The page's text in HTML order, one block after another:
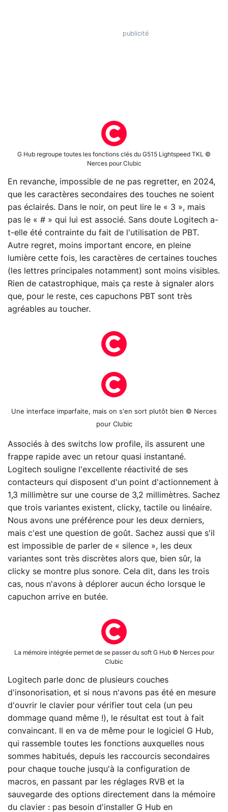
G Hub regroupe toutes les fonctions clés du G515 Lightspeed TKL ©
Nerces pour Clubic
En revanche, impossible de ne pas regretter, en 2024,
que les caractères secondaires des touches ne soient
pas éclairés. Dans le noir, on peut lire le « 3 », mais
pas le « # » qui lui est associé. Sans doute Logitech a-
t-elle été contrainte du fait de l'utilisation de PBT.
Autre regret, moins important encore, en pleine
lumière cette fois, les caractères de certaines touches
(les lettres principales notamment) sont moins visibles.
Rien de catastrophique, mais ça reste à signaler alors
que, pour le reste, ces capuchons PBT sont très
agréables au toucher.
Une interface imparfaite, mais on s'en sort plutôt bien © Nerces
pour Clubic
Associés à des switchs low profile, ils assurent une
frappe rapide avec un retour quasi instantané.
Logitech souligne l'excellente réactivité de ses
contacteurs qui disposent d'un point d'actionnement à
1,3 millimètre sur une course de 3,2 millimètres. Sachez
que trois variantes existent, clicky, tactile ou linéaire.
Nous avons une préférence pour les deux derniers,
mais c'est une question de goût. Sachez aussi que s'il
est impossible de parler de « silence », les deux
variantes sont très discrètes alors que, bien sûr, la
clicky se montre plus sonore. Cela dit, dans les trois
cas, nous n'avons à déplorer aucun écho lorsque le
capuchon arrive en butée.
La mémoire intégrée permet de se passer du soft G Hub © Nerces pour
Clubic
Logitech parle donc de plusieurs couches
d'insonorisation, et si nous n'avons pas été en mesure
d'ouvrir le clavier pour vérifier tout cela (un peu
dommage quand même !), le résultat est tout à fait
convaincant. Il en va de même pour le logiciel G Hub,
qui rassemble toutes les fonctions auxquelles nous
sommes habitués, depuis les raccourcis secondaires
pour chaque touche jusqu'à la configuration de
macros, en passant par les réglages RVB et la
sauvegarde des options directement dans la mémoire
du clavier : pas besoin d'installer G Hub en